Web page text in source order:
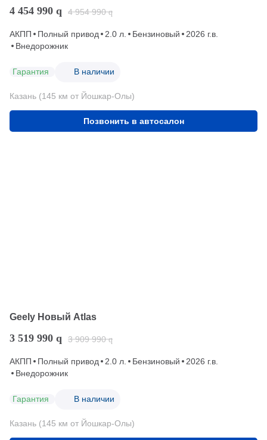
4 454 990 q 4 954 990 q
АКПП Полный привод 2.0 л. Бензиновый
2026 г.в.
Внедорожник
Гарантия В наличии
Казань (145 км от Йошкар-Олы)
Позвонить в автосалон
Geely Новый Atlas
3 519 990 q 3 909 990 q
АКПП Полный привод 2.0 л. Бензиновый
2026 г.в.
Внедорожник
Гарантия В наличии
Казань (145 км от Йошкар-Олы)